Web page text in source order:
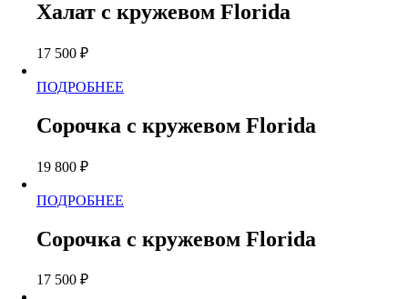
странице
товара.
несколько
странице
товара.
Халат с кружевом Florida
17 500 ₽
ПОДРОБНЕЕ
несколько
странице
товара.
Сорочка с кружевом Florida
19 800 ₽
ПОДРОБНЕЕ
несколько
Сорочка с кружевом Florida
17 500 ₽